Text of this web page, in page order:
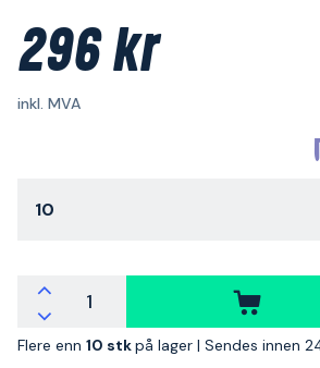
296 kr
inkl. MVA
10
Flere enn 10 stkpå lager | Sendes innen